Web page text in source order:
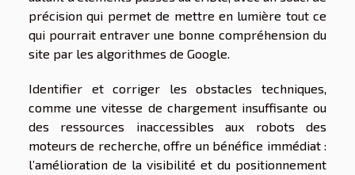
précision qui permet de mettre en lumière tout ce
qui pourrait entraver une bonne compréhension du
site par les algorithmes de Google.
Identifier et corriger les obstacles techniques,
comme une vitesse de chargement insuffisante ou
des ressources inaccessibles aux robots des
moteurs de recherche, offre un bénéfice immédiat :
l’amélioration de la visibilité et du positionnement